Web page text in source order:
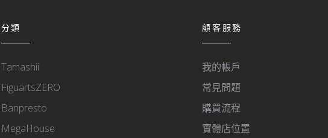
分類
Tamashii
FiguartsZERO
Banpresto
MegaHouse
顧客服務
我的帳戶
常見問題
購買流程
實體店位置